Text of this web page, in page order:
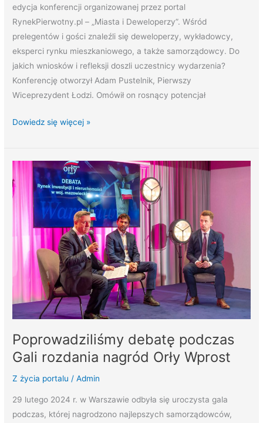
edycja konferencji organizowanej przez portal
RynekPierwotny.pl – „Miasta i Deweloperzy”. Wśród
prelegentów i gości znaleźli się deweloperzy, wykładowcy,
eksperci rynku mieszkaniowego, a także samorządowcy. Do
jakich wniosków i refleksji doszli uczestnicy wydarzenia?
Konferencję otworzył Adam Pustelnik, Pierwszy
Wiceprezydent Łodzi. Omówił on rosnący potencjał
Dowiedz się więcej »
Poprowadziliśmy debatę podczas
Gali rozdania nagród Orły Wprost
Z życia portalu /Admin
29 lutego 2024 r. w Warszawie odbyła się uroczysta gala
podczas, której nagrodzono najlepszych samorządowców,
Poprowadziliśmy
debatę
podczas
Gali
rozdania
nagród
Orły
Wprost